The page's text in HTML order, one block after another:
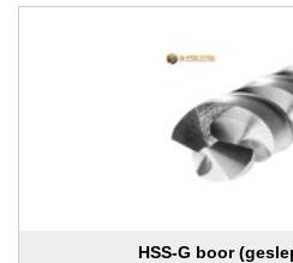
HSS-G boor